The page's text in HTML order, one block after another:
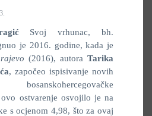
Svoj vrhunac, bh.
je 2016. godine, kada je
(2016), autora Tarika
, započeo ispisivanje novih
ostvarenje osvojilo je na
s ocjenom 4,98, što za ovaj